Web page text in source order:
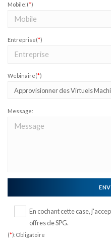
Mobile:(*)
Entreprise(*)
Webinaire(*)
Message:
En cochant cette case,
offres de SPG.
(*):Obligatoire